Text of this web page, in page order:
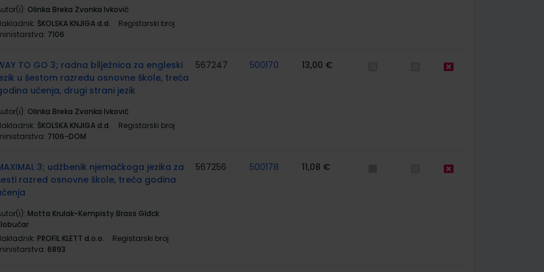
Olinka Breka Zvonka Ivković
ŠKOLSKA KNJIGA d.d.
Registarski broj
7106
TO GO 3; radna bilježnica za engleski
u šestom razredu osnovne škole, treća
učenja, drugi strani jezik
Olinka Breka Zvonka Ivković
ŠKOLSKA KNJIGA d.d.
Registarski broj
7106-DOM
567247 500170 13,00 €
3; udžbenik njemačkoga jezika za
razred osnovne škole, treća godina
Motta Krulak-Kempisty Brass Glđck
PROFIL KLETT d.o.o.
Registarski broj
6893
567256 500178 11,08 €